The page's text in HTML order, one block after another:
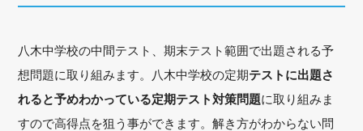
八木中学校の中間テスト、期末テスト範囲で出題される予
想問題に取り組みます。八木中学校の定期テストに出題さ
れると予めわかっている定期テスト対策問題に取り組みま
すので高得点を狙う事ができます。解き方がわからない問